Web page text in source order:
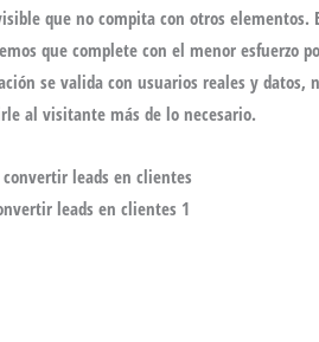
que no compita con otros elementos.
que complete con el menor esfuerzo
se valida con usuarios reales y datos,
al visitante más de lo necesario.
leads en clientes 1